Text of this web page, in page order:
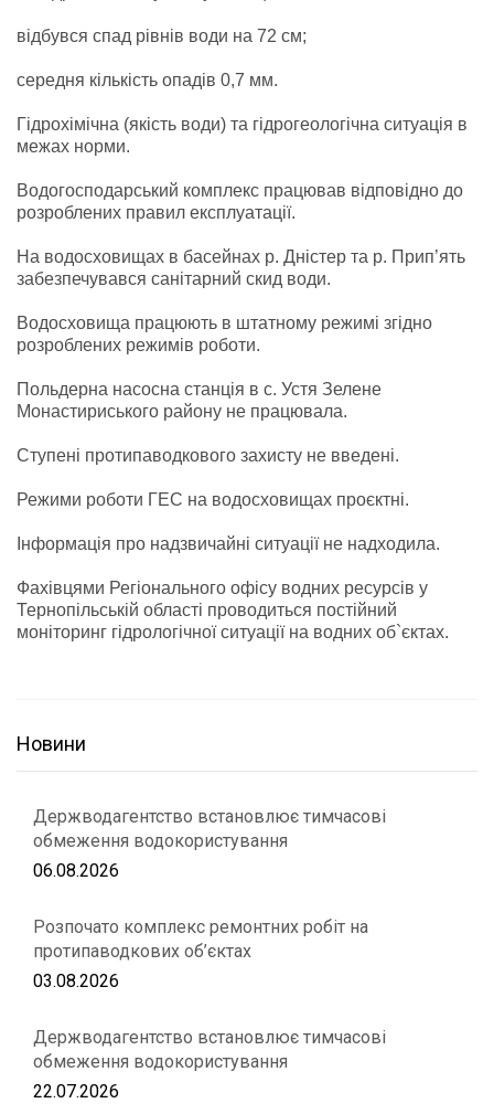
відбувся спад рівнів води на 72 см;
середня кількість опадів 0,7 мм.
Гідрохімічна (якість води) та гідрогеологічна ситуація в
межах норми.
Водогосподарський комплекс працював відповідно до
розроблених правил експлуатації.
На водосховищах в басейнах р. Дністер та р. Прип’ять
забезпечувався санітарний скид води.
Водосховища працюють в штатному режимі згідно
розроблених режимів роботи.
Польдерна насосна станція в с. Устя Зелене
Монастириського району не працювала.
Ступені протипаводкового захисту не введені.
Режими роботи ГЕС на водосховищах проєктні.
Інформація про надзвичайні ситуації не надходила.
Фахівцями Регіонального офісу водних ресурсів у
Тернопільській області проводиться постійний
моніторинг гідрологічної ситуації на водних об`єктах.
Новини
Держводагентство встановлює тимчасові
обмеження водокористування
06.08.2026
Розпочато комплекс ремонтних робіт на
протипаводкових об’єктах
03.08.2026
Держводагентство встановлює тимчасові
обмеження водокористування
22.07.2026